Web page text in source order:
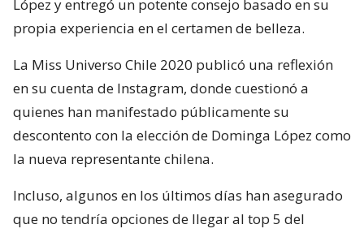
López y entregó un potente consejo basado en su
propia experiencia en el certamen de belleza.
La Miss Universo Chile 2020 publicó una reflexión
en su cuenta de Instagram, donde cuestionó a
quienes han manifestado públicamente su
descontento con la elección de Dominga López como
la nueva representante chilena.
Incluso, algunos en los últimos días han asegurado
que no tendría opciones de llegar al top 5 del